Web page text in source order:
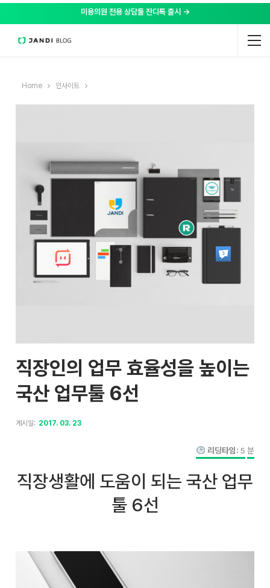
미용의원 전용 상담툴 잔디톡 출시 →
Home 인사이트
직장인의 업무 효율성을 높이는
국산 업무툴 6선
게시일: 2017. 03. 23
리딩타임: 5 분
직장생활에 도움이 되는 국산 업무
툴 6선